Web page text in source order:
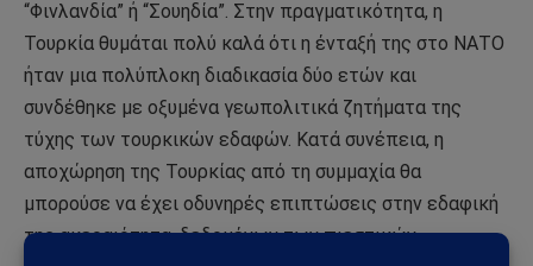
“Φινλανδία” ή “Σουηδία”. Στην πραγματικότητα, η
Τουρκία θυμάται πολύ καλά ότι η ένταξή της στο ΝΑΤΟ
ήταν μια πολύπλοκη διαδικασία δύο ετών και
συνδέθηκε με οξυμένα γεωπολιτικά ζητήματα της
τύχης των τουρκικών εδαφών. Κατά συνέπεια, η
αποχώρηση της Τουρκίας από τη συμμαχία θα
μπορούσε να έχει οδυνηρές επιπτώσεις στην εδαφική
της ακεραιότητα, δεδομένων των πιεστικών